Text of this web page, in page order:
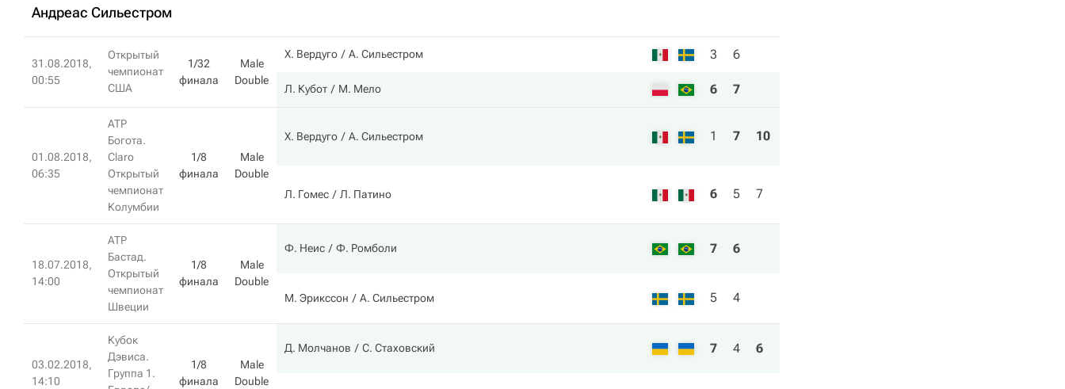
Андреас Сильестром
31.08.2018,
00:55
Открытый
чемпионат
США
1/32
финала
Male
Double
Х. Вердуго А. Сильестром 3 6
Л. Кубот М. Мело 6 7
01.08.2018,
06:35
ATP
Богота.
Claro
Открытый
чемпионат
Колумбии
1/8
финала
Male
Double
Х. Вердуго А. Сильестром 1 7 10
Л. Гомес Л. Патино 6 5 7
18.07.2018,
14:00
ATP
Бастад.
Открытый
чемпионат
Швеции
1/8
финала
Male
Double
Ф. Неис Ф. Ромболи 7 6
М. Эрикссон А. Сильестром 5 4
03.02.2018,
14:10
Кубок
Дэвиса.
Группа 1.
1/8
финала
Male
Double
Д. Молчанов С. Стаховский 7 4 6